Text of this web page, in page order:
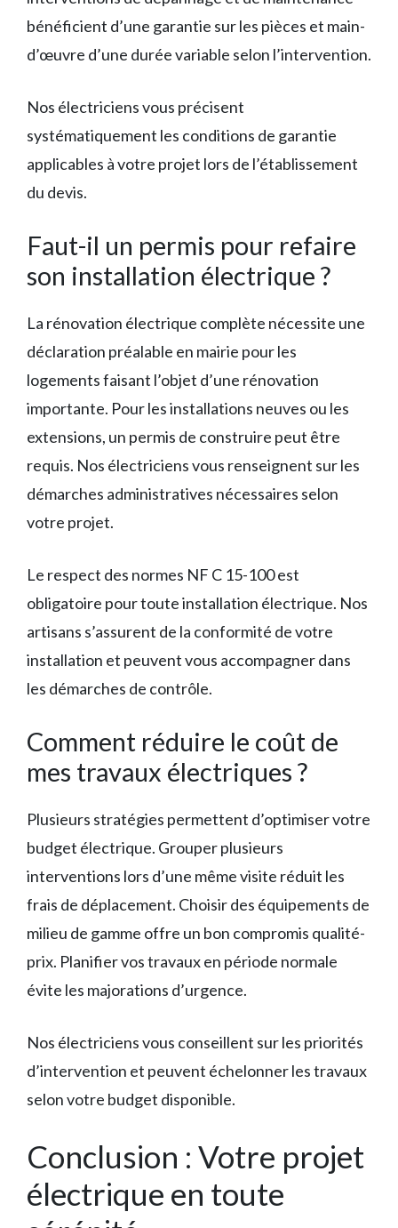
bénéficient d’une garantie sur les pièces et main-
d’œuvre d’une durée variable selon l’intervention.
Nos électriciens vous précisent
systématiquement les conditions de garantie
applicables à votre projet lors de l’établissement
du devis.
Faut-il un permis pour refaire
son installation électrique ?
La rénovation électrique complète nécessite une
déclaration préalable en mairie pour les
logements faisant l’objet d’une rénovation
importante. Pour les installations neuves ou les
extensions, un permis de construire peut être
requis. Nos électriciens vous renseignent sur les
démarches administratives nécessaires selon
votre projet.
Le respect des normes NF C 15-100 est
obligatoire pour toute installation électrique. Nos
artisans s’assurent de la conformité de votre
installation et peuvent vous accompagner dans
les démarches de contrôle.
Comment réduire le coût de
mes travaux électriques ?
Plusieurs stratégies permettent d’optimiser votre
budget électrique. Grouper plusieurs
interventions lors d’une même visite réduit les
frais de déplacement. Choisir des équipements de
milieu de gamme offre un bon compromis qualité-
prix. Planifier vos travaux en période normale
évite les majorations d’urgence.
Nos électriciens vous conseillent sur les priorités
d’intervention et peuvent échelonner les travaux
selon votre budget disponible.
Conclusion : Votre projet
électrique en toute